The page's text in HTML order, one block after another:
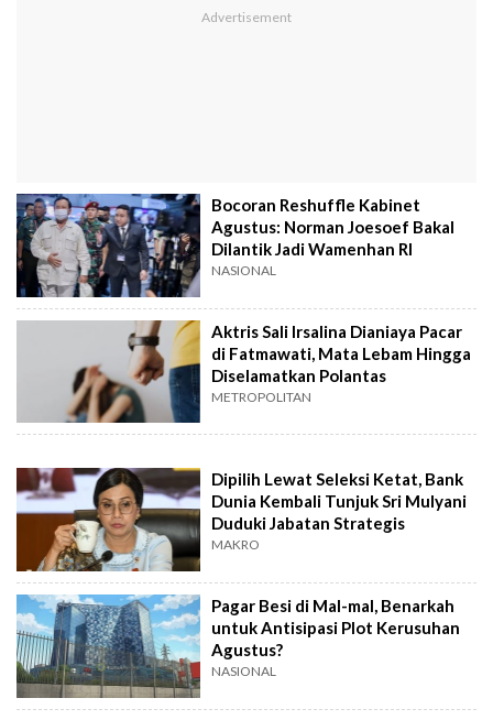
Bocoran Reshuffle Kabinet
Agustus: Norman Joesoef Bakal
Dilantik Jadi Wamenhan RI
NASIONAL
Aktris Sali Irsalina Dianiaya Pacar
di Fatmawati, Mata Lebam Hingga
Diselamatkan Polantas
METROPOLITAN
Dipilih Lewat Seleksi Ketat, Bank
Dunia Kembali Tunjuk Sri Mulyani
Duduki Jabatan Strategis
MAKRO
Pagar Besi di Mal-mal, Benarkah
untuk Antisipasi Plot Kerusuhan
Agustus?
NASIONAL